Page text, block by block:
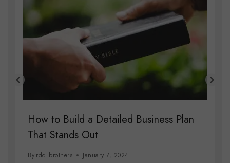
How to Build a Detailed Business Plan
That Stands Out
By rdc_brothers January 7, 2024